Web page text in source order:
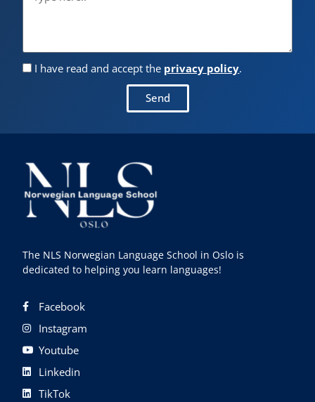
I have read and accept the privacy policy.
Send
The NLS Norwegian Language School in Oslo is
dedicated to helping you learn languages!
Facebook
Instagram
Youtube
Linkedin
TikTok